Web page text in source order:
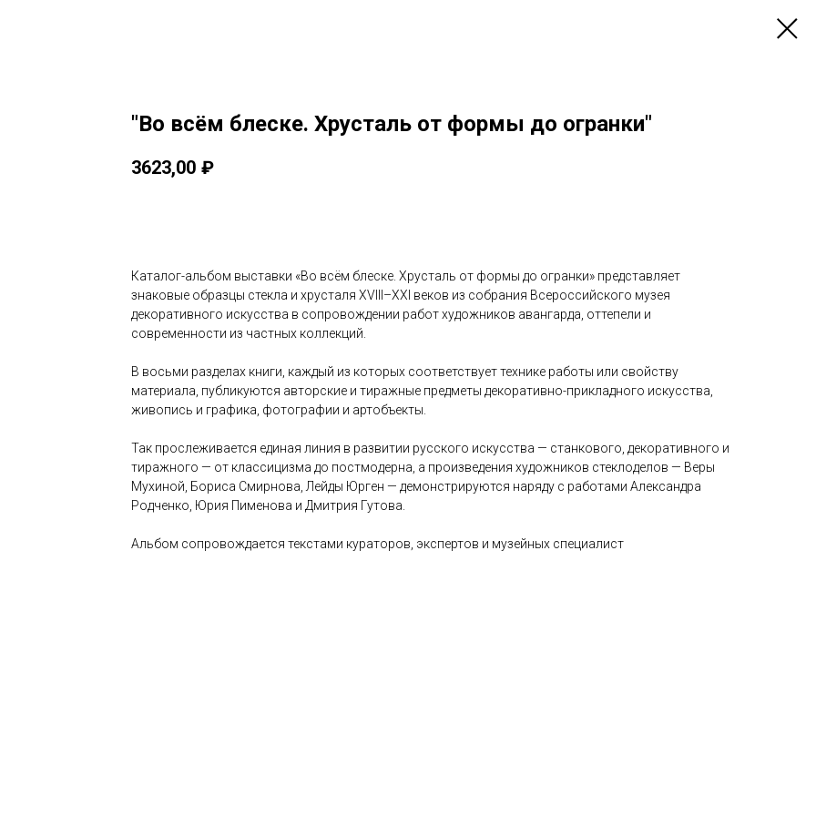
"Во всём блеске. Хрусталь от формы до огранки"
3623,00 ₽
Каталог-альбом выставки «Во всём блеске. Хрусталь от формы до огранки» представляет
знаковые образцы стекла и хрусталя XVIII–XXI веков из собрания Всероссийского музея
декоративного искусства в сопровождении работ художников авангарда, оттепели и
современности из частных коллекций.
В восьми разделах книги, каждый из которых соответствует технике работы или свойству
материала, публикуются авторские и тиражные предметы декоративно-прикладного искусства,
живопись и графика, фотографии и артобъекты.
Так прослеживается единая линия в развитии русского искусства — станкового, декоративного и
тиражного — от классицизма до постмодерна, а произведения художников стеклоделов — Веры
Мухиной, Бориса Смирнова, Лейды Юрген — демонстрируются наряду с работами Александра
Родченко, Юрия Пименова и Дмитрия Гутова.
Альбом сопровождается текстами кураторов, экспертов и музейных специалист